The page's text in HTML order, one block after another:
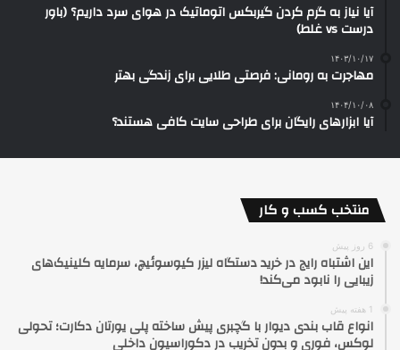
آیا نیاز به گرم کردن گیربکس اتوماتیک در هوای سرد داریم؟ (باور
درست vs غلط)
۱۴۰۳/۱۰/۱۷
مهاجرت به رومانی: فرصتی طلایی برای زندگی بهتر
۱۴۰۴/۱۰/۰۸
آیا ابزارهای رایگان برای طراحی سایت کافی هستند؟
منتخب کسب و کار
6 روز پیش
این اشتباه رایج در خرید دستگاه لیزر کیوسوئیچ، سرمایه کلینیک‌های
زیبایی را نابود می‌کند!
1 هفته پیش
انواع قاب بندی دیوار با گچبری پیش ساخته پلی یورتان دکارت؛ تحولی
لوکس، فوری و بدون تخریب در دکوراسیون داخلی